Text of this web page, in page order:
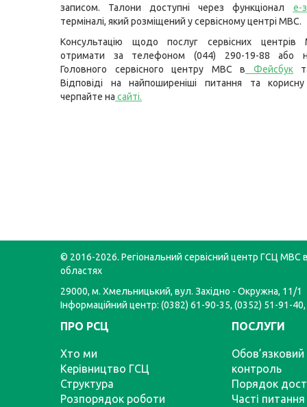
записом. Талони доступні через функціонал е-
терміналі, який розміщений у сервісному центрі МВС.
Консультацію щодо послуг сервісних
отримати за телефоном (044) 290-19-88 або
Головного сервісного центру МВС в
Фейсбук
Відповіді на найпоширеніші питання та
черпайте на сайті.
© 2016-2026. Регіональний сервісний центр ГСЦ МВС
областях
29000, м. Хмельницький, вул. Західно - Окружна, 11/1
Інформаційний центр: (0382) 61-90-35, (0352) 51-91-
ПРО РСЦ
Хто ми
Керівництво ГСЦ
Структура
Розпорядок роботи
ПОСЛУГИ
Обов’язковий
контроль
Порядок
Часті питання